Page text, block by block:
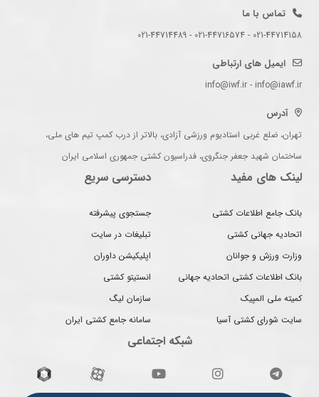
تماس با ما
021-44714158 - 021-44716574 - 021-44714489
ایمیل های ارتباطی
info@iwf.ir - info@iawf.ir
آدرس
تهران، ضلع غربی استادیوم ورزشی آزادی، بالاتر از درب کمپ تیم های ملی،
ساختمان شهید جعفر جنگروی، فدراسیون کشتی جمهوری اسلامی ایران
لینک های مفید
بانک جامع اطلاعات کشتی
اتحادیه جهانی کشتی
وزارت ورزش و جوانان
بانک اطلاعات کشتی اتحادیه جهانی
کمیته ملی المپیک
سایت شورای کشتی آسیا
دسترسی سریع
جستجوی پیشرفته
تبلیغات در سایت
اپلیکیشن داوران
انستیتو کشتی
سازمان لیگ
سامانه جامع کشتی ایران
شبکه اجتماعی